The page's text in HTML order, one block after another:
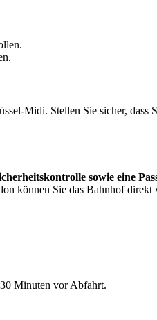
Midi. Stellen Sie sicher,
sowie eine
können Sie das Bahnhof direkt
Minuten vor Abfahrt.